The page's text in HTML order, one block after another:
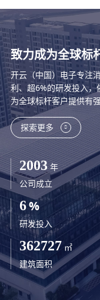
致力成为全球标
开云（中国）电子专注
利、超6%的研发投入
为全球标杆客户提供有
探索更多
2003 年
公司成立
6%
研发投入
362727 ㎡
建筑面积